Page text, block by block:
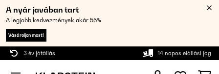
A nyár javában tart
A legjobb kedvezmények akár 55%
Vásároljon most!
3 év jótállás 14 napos elállási jog